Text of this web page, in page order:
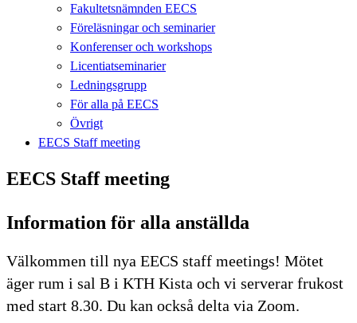
Fakultetsnämnden EECS
Föreläsningar och seminarier
Konferenser och workshops
Licentiatseminarier
Ledningsgrupp
För alla på EECS
Övrigt
EECS Staff meeting
EECS Staff meeting
Information för alla anställda
Välkommen till nya EECS staff meetings! Mötet
äger rum i sal B i KTH Kista och vi serverar frukost
med start 8.30. Du kan också delta via Zoom.